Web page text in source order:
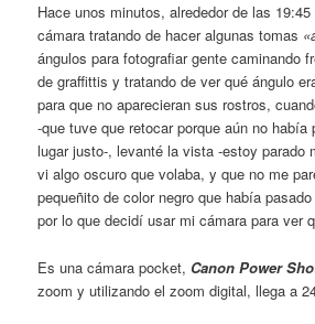
Hace unos minutos, alrededor de las
cámara tratando de hacer algunas tomas
ángulos para fotografiar gente caminando
de graffittis y tratando de ver qué ángulo
para que no aparecieran sus rostros,
-que tuve que retocar porque aún no había
lugar justo-, levanté la vista -estoy parado
vi algo oscuro que volaba, y que no me
pequeñito de color negro que había
por lo que decidí usar mi cámara para ver
Es una cámara pocket, Canon Power
zoom y utilizando el zoom digital, llega a